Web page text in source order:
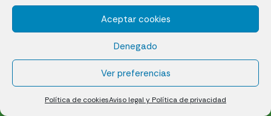
Aceptar cookies
Denegado
Ver preferencias
Política de cookiesAviso legal y Política de privacidad
Césped natural en tepes
Política de cookies (UE)
Aviso legal y Política de privacidad
¿Quiénes somos?
Contacto